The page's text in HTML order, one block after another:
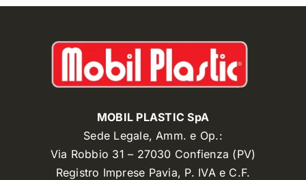
MOBIL PLASTIC SpA
Sede Legale, Amm. e Op.:
Via Robbio 31 – 27030 Confienza (PV)
Registro Imprese Pavia, P. IVA e C.F.